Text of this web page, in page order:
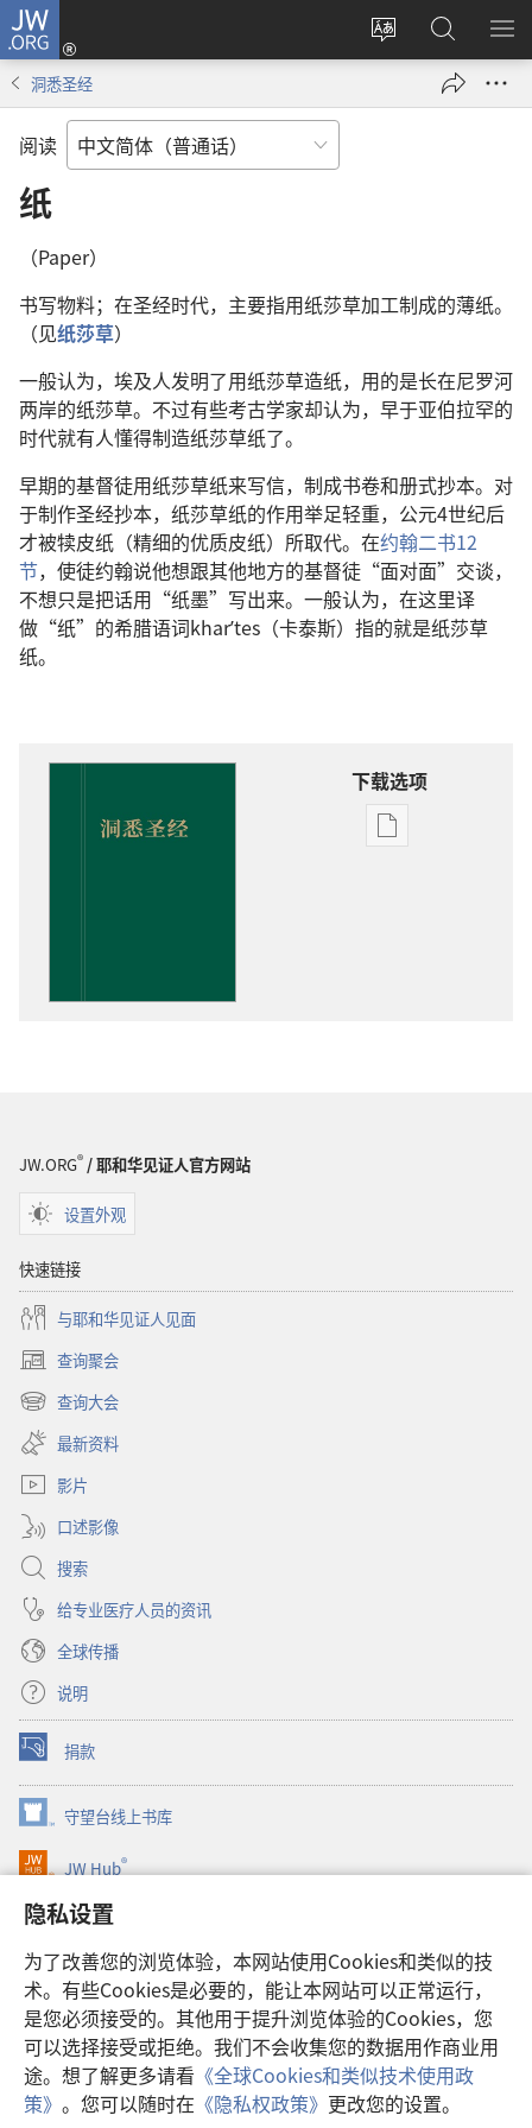
隐私设置
为了改善您的浏览体验，本网站使用Cookies和类似的技
术。有些Cookies是必要的，能让本网站可以正常运行，
是您必须接受的。其他用于提升浏览体验的Cookies，您
可以选择接受或拒绝。我们不会收集您的数据用作商业用
途。想了解更多请看 《全球Cookies和类似技术使用政
策》 。您可以随时在 《隐私权政策》 更改您的设置。
JW.ORG
更
登
录
（打
搜
索
JW.ORG
显
洞悉圣经
阅读
纸
（Paper）
书写物料；在圣经时代，主要指用纸莎草加工制成的薄纸。
（见纸莎草）
一般认为，埃及人发明了用纸莎草造纸，用的是长在尼罗河
两岸的纸莎草。不过有些考古学家却认为，早于亚伯拉罕的
时代就有人懂得制造纸莎草纸了。
早期的基督徒用纸莎草纸来写信，制成书卷和册式抄本。对
于制作圣经抄本，纸莎草纸的作用举足轻重，公元4世纪后
才被犊皮纸（精细的优质皮纸）所取代。在约翰二书12
节，使徒约翰说他想跟其他地方的基督徒“面对面”交谈，
不想只是把话用“纸墨”写出来。一般认为，在这里译
做“纸”的希腊语词kharʹtes（卡泰斯）指的就是纸莎草
纸。
下载选项
出
JW.ORG®/ 耶和华见证人官方网站
设置外观
快速链接
与耶和华见证人见面
查询聚会
（打
开
新
窗
口）
查询大会
（打
开
新
窗
最新资料
影片
口述影像
搜索
给专业医疗人员的资讯
全球传播
说明
捐款
（打
开
新
窗
口）
守望台线上书库
（打
开
新
口）
JW Hub®
（打
开
新
口）
JW Library®
Watchtower Library
Copyright© 2026 Watch Tower Bible and Tract Society of Pennsylvania.
使用条款|隐私权政策| 隐私设置